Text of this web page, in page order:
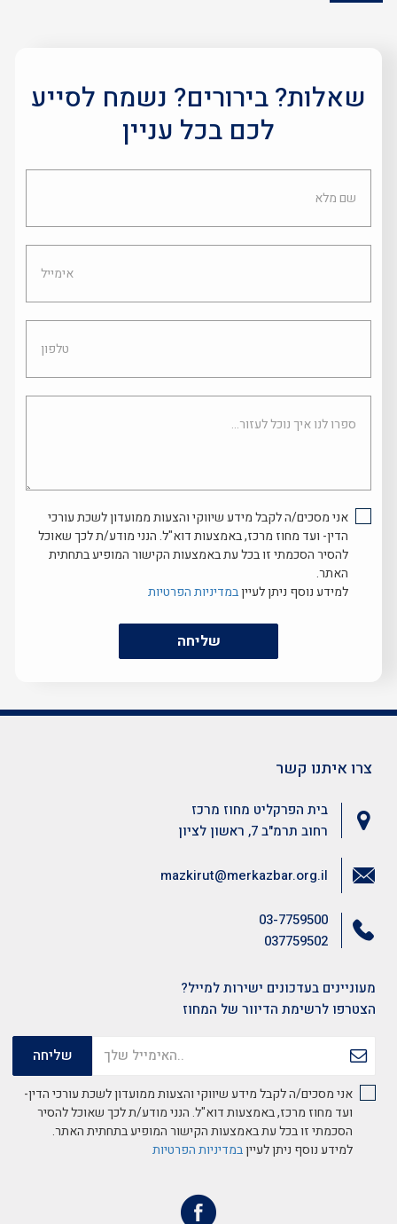
שאלות? בירורים? נשמח לסייע
לכם בכל עניין
שם
מלא
אימייל
טלפון
ספרו
לנו
אני מסכים/ה לקבל מידע שיווקי והצעות ממועדון לשכת עורכי
הדין- ועד מחוז מרכז, באמצעות דוא"ל. הנני מודע/ת לכך שאוכל
להסיר הסכמתי זו בכל עת באמצעות הקישור המופיע בתחתית
האתר.
למידע נוסף ניתן לעייןבמדיניות הפרטיות
שליחה
צרו איתנו קשר
בית הפרקליט מחוז מרכז
רחוב תרמ"ב 7, ראשון לציון
03-7759500
037759502
mazkirut@merkazbar.org.il
מעוניינים בעדכונים ישירות למייל?
הצטרפו לרשימת הדיוור של המחוז
אני מסכים/ה לקבל מידע שיווקי והצעות ממועדון לשכת עורכי הדין-
ועד מחוז מרכז, באמצעות דוא"ל. הנני מודע/ת לכך שאוכל להסיר
הסכמתי זו בכל עת באמצעות הקישור המופיע בתחתית האתר.
למידע נוסף ניתן לעייןבמדיניות הפרטיות